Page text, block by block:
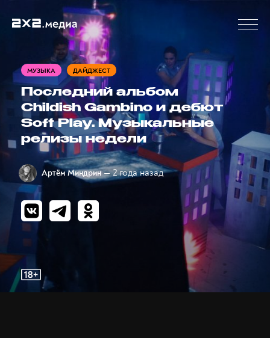
МУЗЫКА ДАЙДЖЕСТ
Последний альбом
Childish Gambino и дебют
Soft Play. Музыкальные
релизы недели
Артём Миндрин — 2 года назад